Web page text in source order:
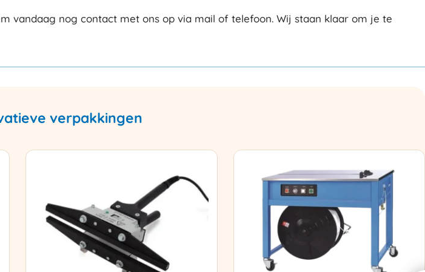
vandaag nog contact met ons op via mail of telefoon. Wij staan klaar om je te
verpakkingen